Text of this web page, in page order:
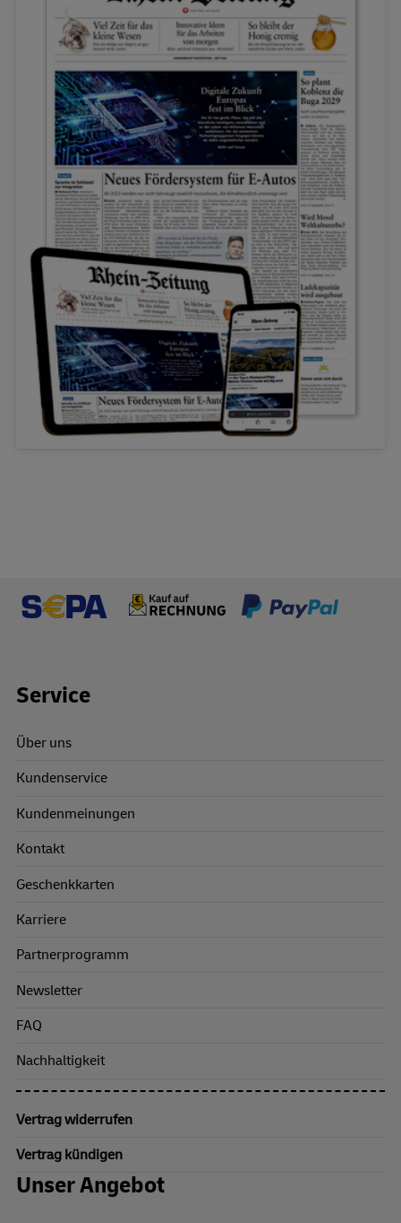
Footer Links
Service
Über uns
Kundenservice
Kundenmeinungen
Kontakt
Geschenkkarten
Karriere
Partnerprogramm
Newsletter
FAQ
Nachhaltigkeit
Vertrag widerrufen
Vertrag kündigen
Unser Angebot